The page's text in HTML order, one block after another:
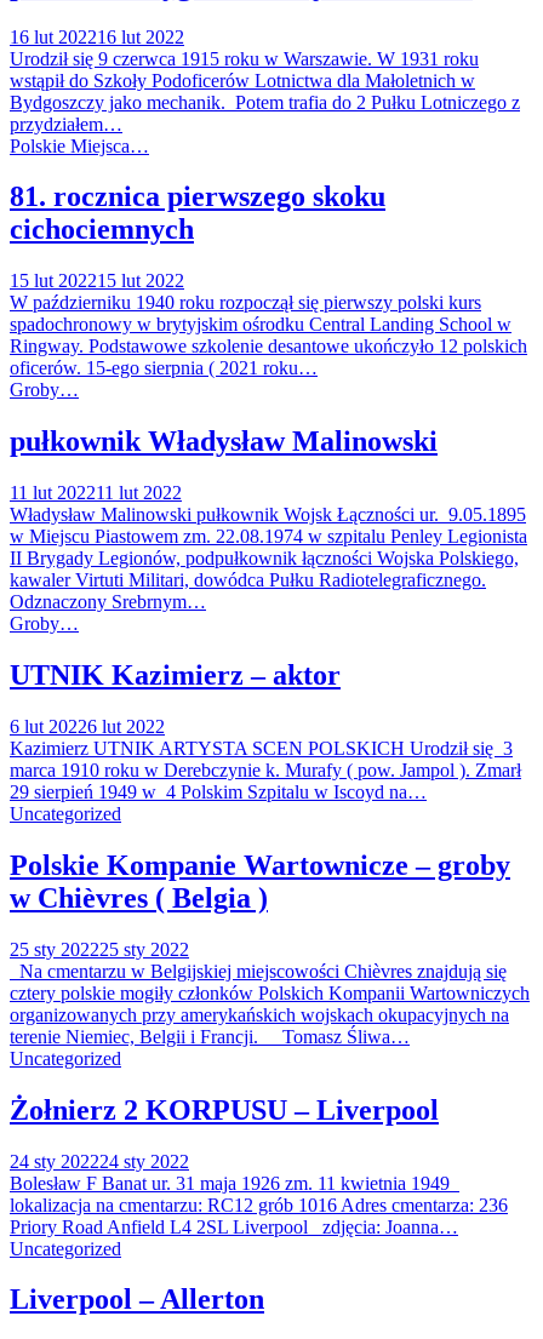
16 lut 202216 lut 2022
Urodził się 9 czerwca 1915 roku w Warszawie. W 1931 roku
wstąpił do Szkoły Podoficerów Lotnictwa dla Małoletnich w
Bydgoszczy jako mechanik. Potem trafia do 2 Pułku Lotniczego z
przydziałem…
Polskie Miejsca…
81. rocznica pierwszego skoku
cichociemnych
15 lut 202215 lut 2022
W październiku 1940 roku rozpoczął się pierwszy polski kurs
spadochronowy w brytyjskim ośrodku Central Landing School w
Ringway. Podstawowe szkolenie desantowe ukończyło 12 polskich
oficerów. 15-ego sierpnia ( 2021 roku…
Groby…
pułkownik Władysław Malinowski
11 lut 202211 lut 2022
Władysław Malinowski pułkownik Wojsk Łączności ur. 9.05.1895
w Miejscu Piastowem zm. 22.08.1974 w szpitalu Penley Legionista
II Brygady Legionów, podpułkownik łączności Wojska Polskiego,
kawaler Virtuti Militari, dowódca Pułku Radiotelegraficznego.
Odznaczony Srebrnym…
Groby…
UTNIK Kazimierz – aktor
6 lut 20226 lut 2022
Kazimierz UTNIK ARTYSTA SCEN POLSKICH Urodził się 3
marca 1910 roku w Derebczynie k. Murafy ( pow. Jampol ). Zmarł
29 sierpień 1949 w 4 Polskim Szpitalu w Iscoyd na…
Uncategorized
Polskie Kompanie Wartownicze – groby
w Chièvres ( Belgia )
25 sty 202225 sty 2022
Na cmentarzu w Belgijskiej miejscowości Chièvres znajdują się
cztery polskie mogiły członków Polskich Kompanii Wartowniczych
organizowanych przy amerykańskich wojskach okupacyjnych na
terenie Niemiec, Belgii i Francji. Tomasz Śliwa…
Uncategorized
Żołnierz 2 KORPUSU – Liverpool
24 sty 202224 sty 2022
Bolesław F Banat ur. 31 maja 1926 zm. 11 kwietnia 1949
lokalizacja na cmentarzu: RC12 grób 1016 Adres cmentarza: 236
Priory Road Anfield L4 2SL Liverpool zdjęcia: Joanna…
Uncategorized
Liverpool – Allerton